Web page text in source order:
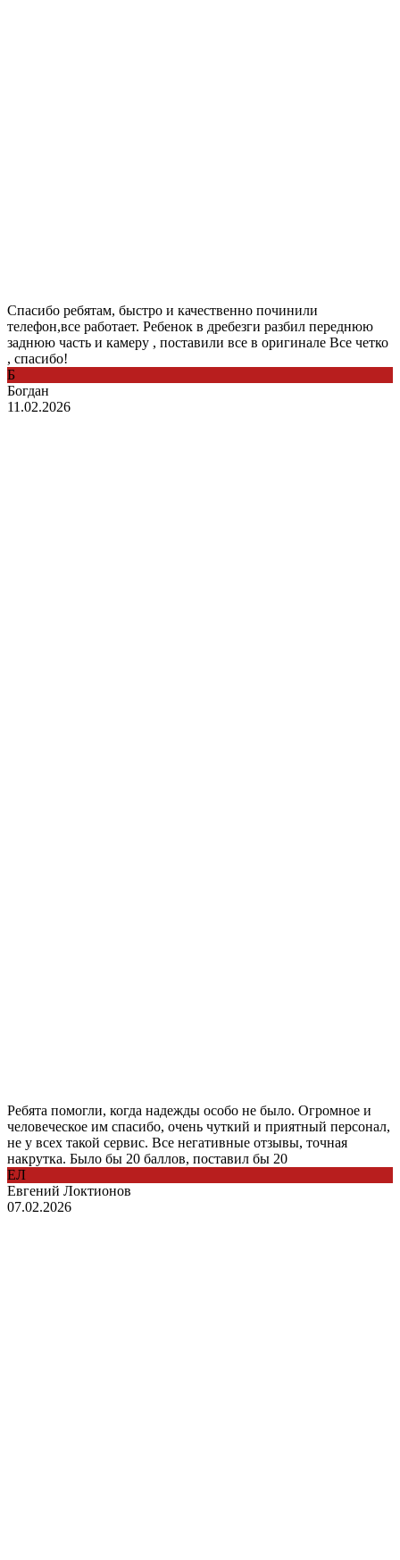
Спасибо ребятам, быстро и качественно починили
телефон,все работает. Ребенок в дребезги разбил переднюю
заднюю часть и камеру , поставили все в оригинале Все четко
, спасибо!
Б
Богдан
11.02.2026
Ребята помогли, когда надежды особо не было. Огромное и
человеческое им спасибо, очень чуткий и приятный персонал,
не у всех такой сервис. Все негативные отзывы, точная
накрутка. Было бы 20 баллов, поставил бы 20
ЕЛ
Евгений Локтионов
07.02.2026